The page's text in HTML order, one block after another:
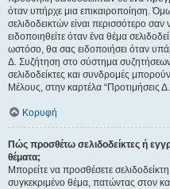
όταν υπήρχε μια επικαιροποίηση.
σελιδοδεικτών είναι περισσότερο
ειδοποιηθείτε όταν ένα θέμα
ωστόσο, θα σας ειδοποιήσει όταν
Δ. Συζήτηση στο σύστημα
σελιδοδείκτες και συνδρομές
Μέλους, στην καρτέλα “Προτιμήσεις
Κορυφή
Πώς προσθέτω σελιδοδείκτες ή
θέματα;
Μπορείτε να προσθέσετε
συγκεκριμένο θέμα, πατώντας στον